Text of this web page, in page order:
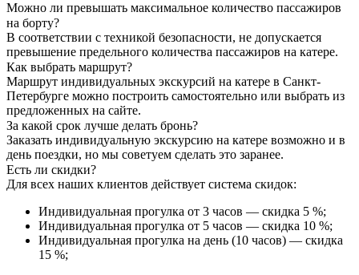
Можно ли превышать максимальное количество пассажиров
на борту?
В соответствии с техникой безопасности, не допускается
превышение предельного количества пассажиров на катере.
Как выбрать маршрут?
Маршрут индивидуальных экскурсий на катере в Санкт-
Петербурге можно построить самостоятельно или выбрать из
предложенных на сайте.
За какой срок лучше делать бронь?
Заказать индивидуальную экскурсию на катере возможно и в
день поездки, но мы советуем сделать это заранее.
Есть ли скидки?
Для всех наших клиентов действует система скидок:
Индивидуальная прогулка от 3 часов — скидка 5 %;
Индивидуальная прогулка от 5 часов — скидка 10 %;
Индивидуальная прогулка на день (10 часов) — скидка
15 %;